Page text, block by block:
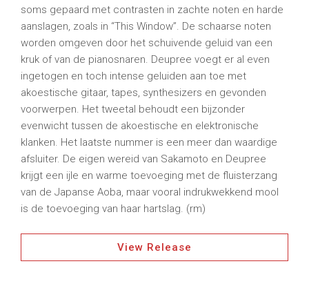
soms gepaard met contrasten in zachte noten en harde
aanslagen, zoals in “This Window”. De schaarse noten
worden omgeven door het schuivende geluid van een
kruk of van de pianosnaren. Deupree voegt er al even
ingetogen en toch intense geluiden aan toe met
akoestische gitaar, tapes, synthesizers en gevonden
voorwerpen. Het tweetal behoudt een bijzonder
evenwicht tussen de akoestische en elektronische
klanken. Het laatste nummer is een meer dan waardige
afsluiter. De eigen wereid van Sakamoto en Deupree
krijgt een ijle en warme toevoeging met de fluisterzang
van de Japanse Aoba, maar vooral indrukwekkend mool
is de toevoeging van haar hartslag. (rm)
View Release